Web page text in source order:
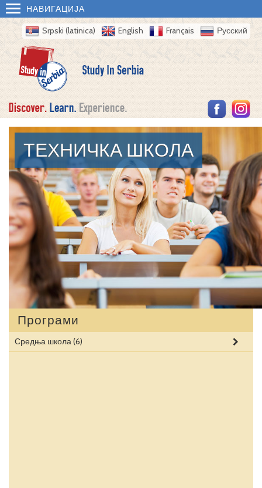
НАВИГАЦИЈА
Srpski (latinica) English Français Русский
ТЕХНИЧКА ШКОЛА
Програми
Средња школа(6)